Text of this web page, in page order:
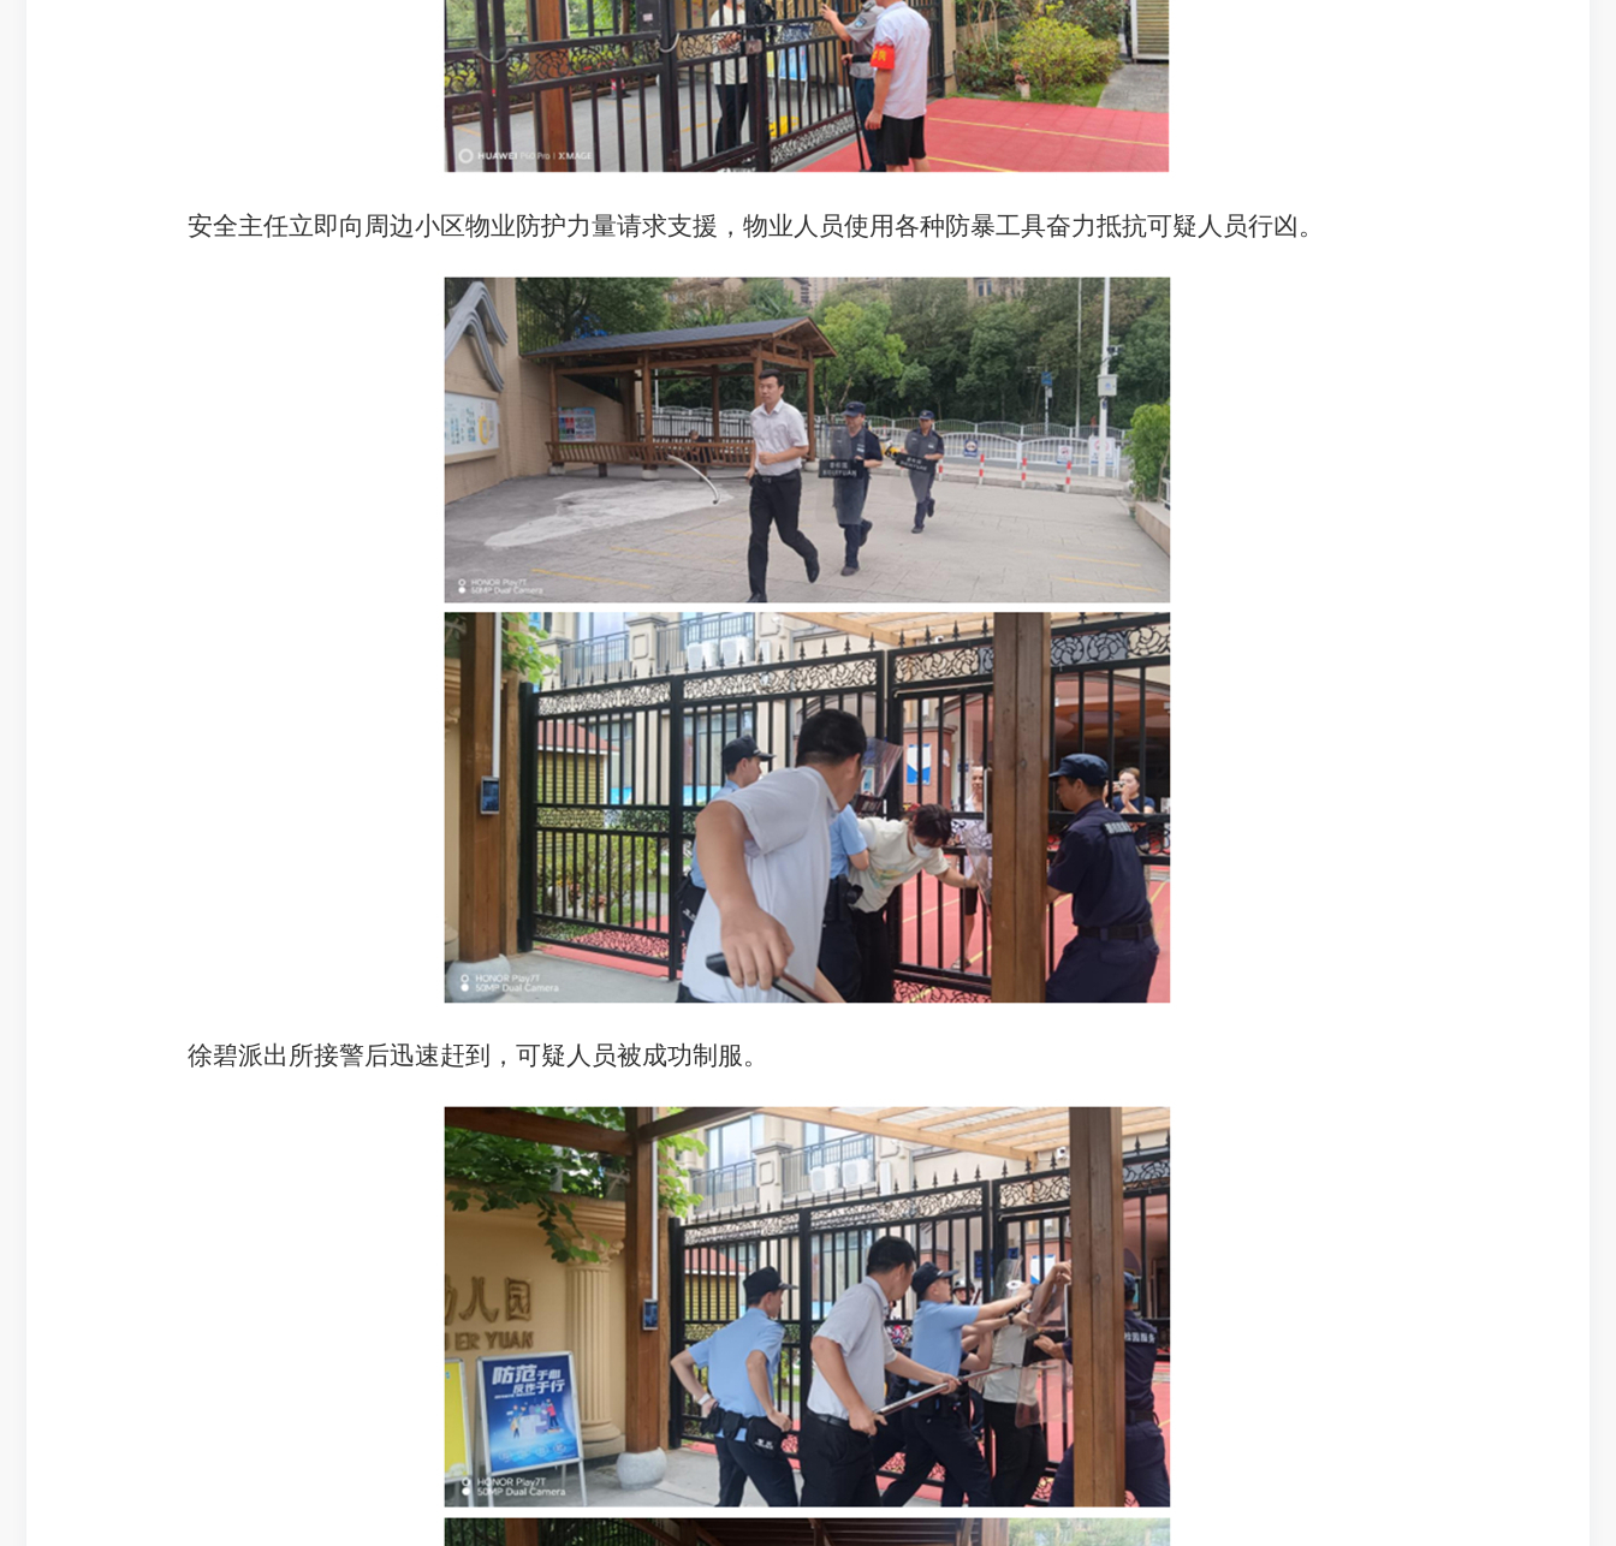
安全主任立即向周边小区物业防护力量请求支援，物业人员使用各种防暴工具奋力抵抗可疑人员行凶。
徐碧派出所接警后迅速赶到，可疑人员被成功制服。